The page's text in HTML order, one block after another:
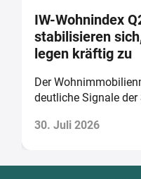
IW-Wohnindex
stabilisieren
legen kräftig zu
Der
deutliche Signale
30. Juli 2026